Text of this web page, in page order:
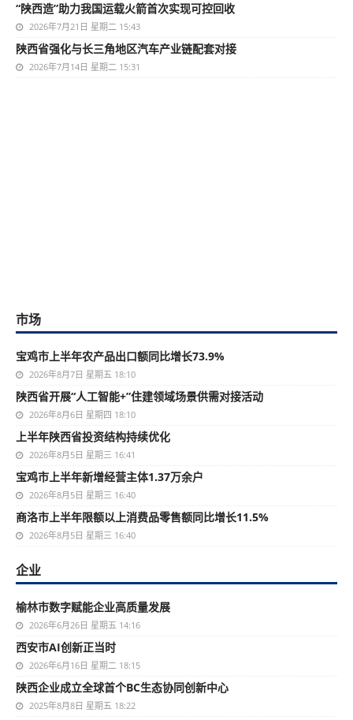
“陕西造”助力我国运载火箭首次实现可控回收
2026年7月21日 星期二 15:43
陕西省强化与长三角地区汽车产业链配套对接
2026年7月14日 星期二 15:31
市场
宝鸡市上半年农产品出口额同比增长73.9%
2026年8月7日 星期五 18:10
陕西省开展“人工智能+”住建领域场景供需对接活动
2026年8月6日 星期四 18:10
上半年陕西省投资结构持续优化
2026年8月5日 星期三 16:41
宝鸡市上半年新增经营主体1.37万余户
2026年8月5日 星期三 16:40
商洛市上半年限额以上消费品零售额同比增长11.5%
2026年8月5日 星期三 16:40
企业
榆林市数字赋能企业高质量发展
2026年6月26日 星期五 14:16
西安市AI创新正当时
2026年6月16日 星期二 18:15
陕西企业成立全球首个BC生态协同创新中心
2025年8月8日 星期五 18:22